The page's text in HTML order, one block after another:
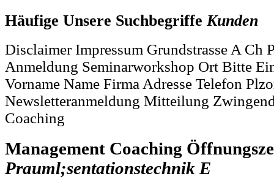
Häufige Unsere Suchbegriffe Kunden
Disclaimer Impressum Grundstrasse A Ch
Anmeldung Seminarworkshop Ort Bitte
Vorname Name Firma Adresse Telefon
Newsletteranmeldung Mitteilung
Coaching
Management Coaching
Prauml;sentationstechnik E